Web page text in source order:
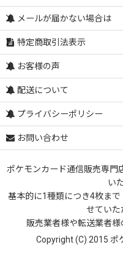
メールが届かない場合は
特定商取引法表示
お客様の声
配送について
プライバシーポリシー
お問い合わせ
ポケモンカード通信販売専門
い
基本的に1種類につき4枚ま
せていた
販売業者様や転送業者様
Copyright (C) 2015 ポ